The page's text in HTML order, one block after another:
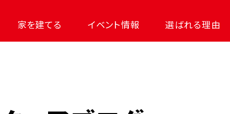
家を建てる イベント情報 選ばれる理由
大成功の土地探し